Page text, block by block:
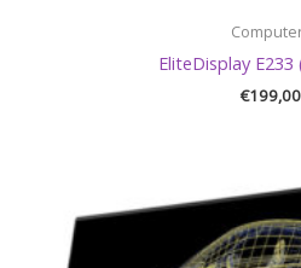
EliteDisplay E233
€199,00